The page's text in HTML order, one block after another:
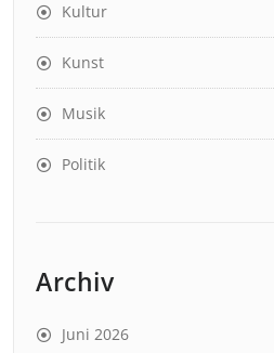
Kultur
Kunst
Musik
Politik
Archiv
Juni 2026